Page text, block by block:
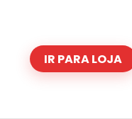
IR PARA LOJA